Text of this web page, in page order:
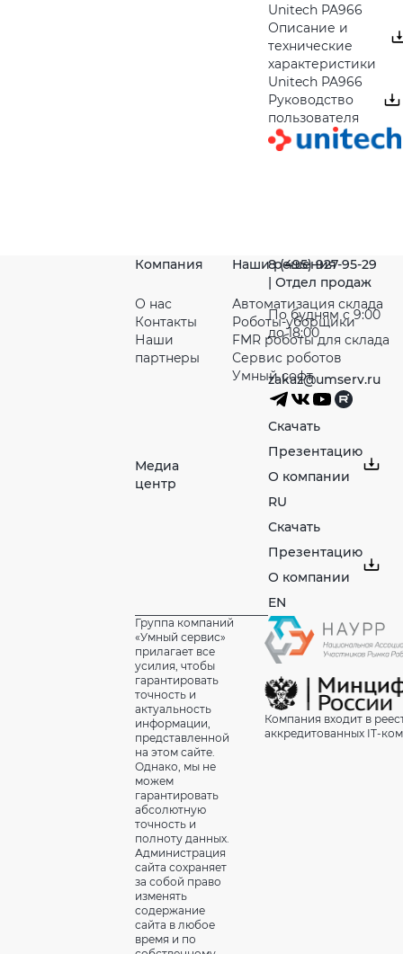
Unitech PA966
Описание и
технические
характеристики
Unitech PA966
Руководство
пользователя
Компания
О нас
Контакты
Наши
партнeры
Медиа
центр
Наши решения
Автоматизация склада
Роботы-уборщики
FMR роботы для склада
Сервис роботов
Умный софт
8 (495) 927-95-29
| Отдел продаж
По будням с 9:00
до 18:00
zakaz@umserv.ru
Скачать
Презентацию
О компании
RU
Скачать
Презентацию
О компании
EN
Группа компаний
«Умный сервис»
прилагает все
усилия, чтобы
гарантировать
точность и
актуальность
информации,
представленной
на этом сайте.
Однако, мы не
можем
гарантировать
абсолютную
точность и
полноту данных.
Администрация
сайта сохраняет
за собой право
изменять
содержание
сайта в любое
время и по
Компания входит в
аккредитованных IT-